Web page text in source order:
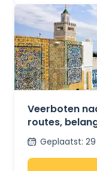
Veerboten
routes,
Geplaatst: